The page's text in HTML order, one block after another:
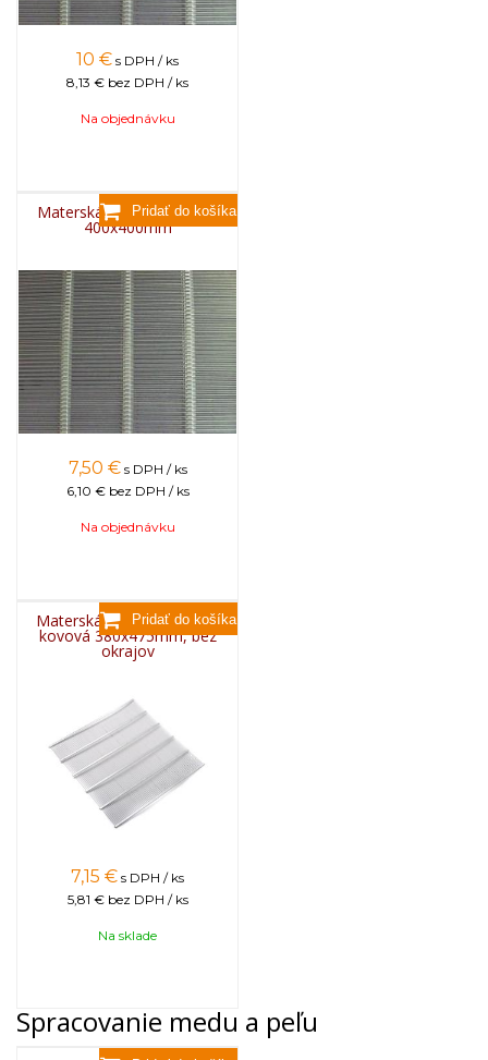
10 € s DPH / ks
8,13 € bez DPH / ks
Na objednávku
Materská mriežka kovová
400x400mm
7,50 € s DPH / ks
6,10 € bez DPH / ks
Na objednávku
Materská mriežka BEE US
kovová 380x475mm, bez
okrajov
7,15 € s DPH / ks
5,81 € bez DPH / ks
Na sklade
Spracovanie medu a peľu